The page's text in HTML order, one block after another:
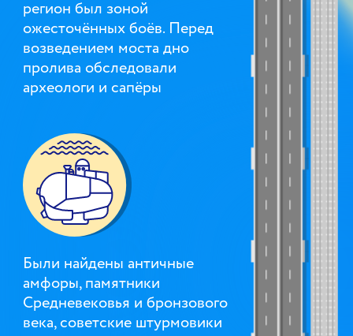
регион был зоной
ожесточённых боёв. Перед
возве­дением моста дно
пролива обсле­довали
археологи и сапёры
Были найдены античные
амфоры, памятники
Средневековья и бронзового
века, советские штурмовики